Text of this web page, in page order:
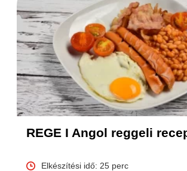
REGE I Angol reggeli
Elkészítési idő: 25 perc